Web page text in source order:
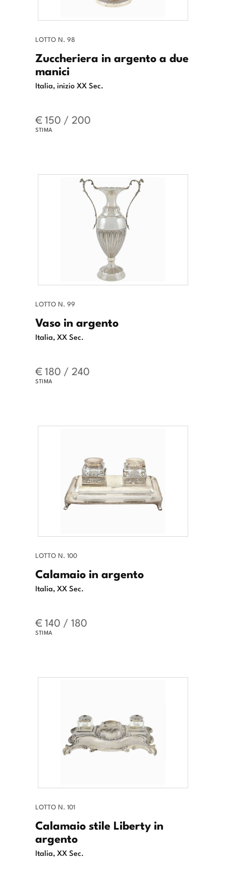
LOTTO N. 98
Zuccheriera in argento a due
manici
Italia, inizio XX Sec.
€ 150 / 200
STIMA
LOTTO N. 99
Vaso in argento
Italia, XX Sec.
€ 180 / 240
STIMA
LOTTO N. 100
Calamaio in argento
Italia, XX Sec.
€ 140 / 180
STIMA
LOTTO N. 101
Calamaio stile Liberty in
argento
Italia, XX Sec.